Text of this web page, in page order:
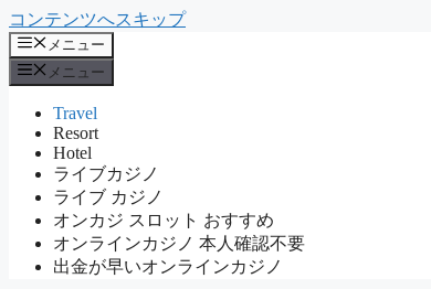
コンテンツへスキップ
メニュー
メニュー
Travel
Resort
Hotel
ライブカジノ
ライブ カジノ
オンカジ スロット おすすめ
オンラインカジノ 本人確認不要
出金が早いオンラインカジノ